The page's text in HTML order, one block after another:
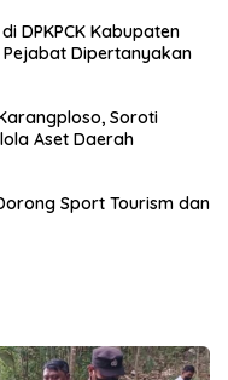
DPKPCK Kabupaten
Dipertanyakan
Soroti
Aset Daerah
Sport Tourism dan